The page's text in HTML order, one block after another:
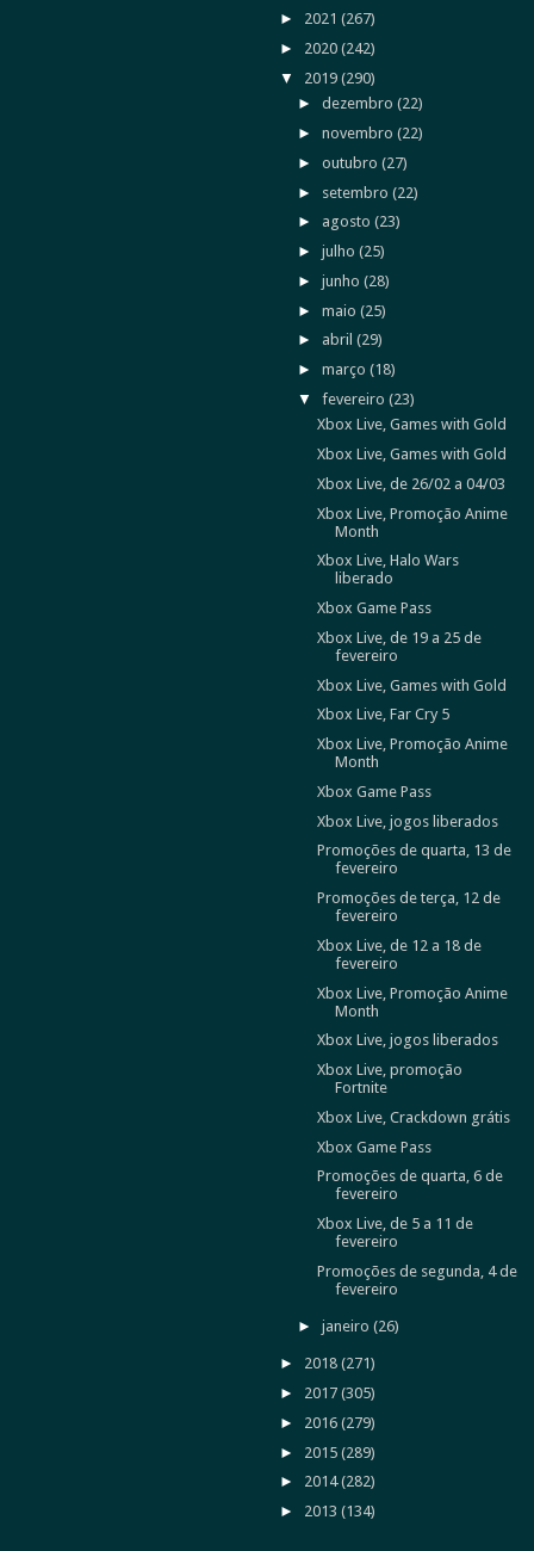
► 2021 (267)
► 2020 (242)
▼ 2019 (290)
►dezembro(22)
►novembro(22)
►outubro(27)
► setembro(22)
► agosto(23)
►julho(25)
►junho(28)
►maio(25)
► abril(29)
►março(18)
▼fevereiro(23)
Xbox Live, Games with Gold
Xbox Live, Games with Gold
Xbox Live, de 26/02 a 04/03
Xbox Live, Promoção Anime
Month
Xbox Live, Halo Wars
liberado
Xbox Game Pass
Xbox Live, de 19 a 25 de
fevereiro
Xbox Live, Games with Gold
Xbox Live, Far Cry 5
Xbox Live, Promoção Anime
Month
Xbox Game Pass
Xbox Live, jogos liberados
Promoções de quarta, 13 de
fevereiro
Promoções de terça, 12 de
fevereiro
Xbox Live, de 12 a 18 de
fevereiro
Xbox Live, Promoção Anime
Month
Xbox Live, jogos liberados
Xbox Live, promoção
Fortnite
Xbox Live, Crackdown grátis
Xbox Game Pass
Promoções de quarta, 6 de
fevereiro
Xbox Live, de 5 a 11 de
fevereiro
Promoções de segunda, 4 de
fevereiro
►janeiro(26)
► 2018 (271)
► 2017 (305)
► 2016 (279)
► 2015 (289)
► 2014(282)
► 2013 (134)